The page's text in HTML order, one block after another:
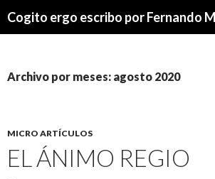
Archivo por meses: agosto 2020
MICRO ARTÍCULOS
EL ÁNIMO REGIO